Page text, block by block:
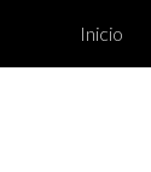
Inicio